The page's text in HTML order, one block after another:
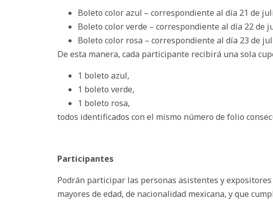
Boleto color azul – correspondiente al día 21 de
Boleto color verde – correspondiente al día 22 de
Boleto color rosa – correspondiente al día 23 de
De esta manera, cada participante recibirá una sola
1 boleto azul,
1 boleto verde,
1 boleto rosa,
todos identificados con el mismo número de folio
Participantes
Podrán participar las personas asistentes y
mayores de edad, de nacionalidad mexicana, y que